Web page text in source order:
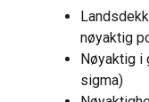
nøyaktig
Nøyaktig i
sigma)